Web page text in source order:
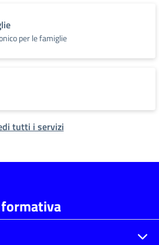
per le famiglie
tutti i servizi